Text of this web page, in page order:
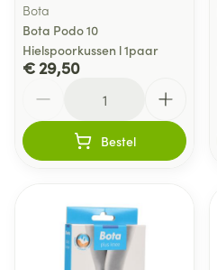
Bota
Bota Podo 10
Hielspoorkussen l 1paar
€ 29,50
Bestel